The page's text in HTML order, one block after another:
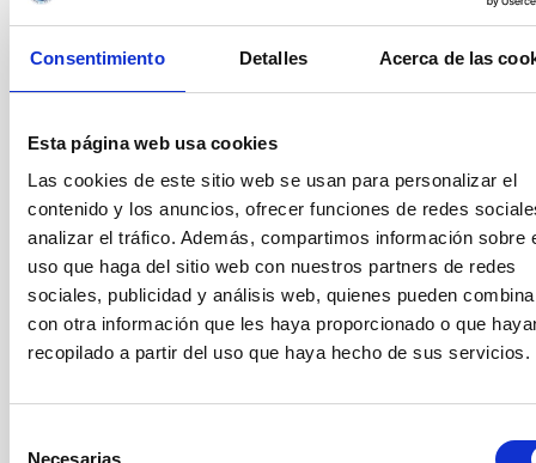
Consentimiento Detalles Acerca de las
Esta página web usa cookies
Las cookies de este sitio web se usan para personalizar el
contenido y los anuncios, ofrecer funciones de redes
analizar el tráfico. Además, compartimos información sobre
uso que haga del sitio web con nuestros partners de redes
sociales, publicidad y análisis web, quienes pueden
con otra información que les haya proporcionado o que
recopilado a partir del uso que haya hecho de sus servicios.
Necesarias
subsanar dicha falta.
El IAC apoya Y SE UNE la Recomendación de la Comisión
Europea 2005/251 / CE del 11 de marzo de 2005 sobre"La
Carta Europea para Investigadores"y"El Código de Conducta
para la Contratación de Investigadores"adoptada por La
Comisión Europea. Asimismo, el IAC se alinea con la "Estrategia
de Recursos Humanos para Investigadores" (HRS4R)
promovida por la Comisión Europea para apoyar la